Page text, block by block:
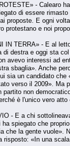
- Calearo
di essere
proposte. E ogni
protestano e noi
IN TERRA» - E al
di destra e oggi sta
avevo interessi ad
sbaglia». Anche
sia un candidato
verso il 2009». Ma
partito non
è l'unico vero
- E a chi
spiegato che
che la gente vuole».
risposto: «In una